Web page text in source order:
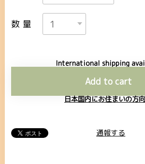
数量
International shipping
Add to cart
日本国内にお住まいの方
通報する